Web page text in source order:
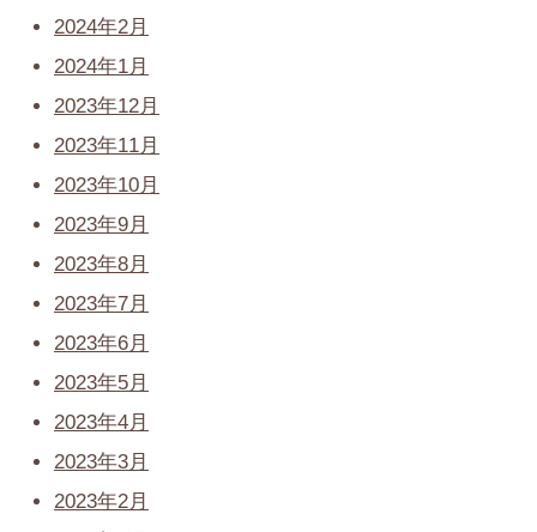
2024年2月
2024年1月
2023年12月
2023年11月
2023年10月
2023年9月
2023年8月
2023年7月
2023年6月
2023年5月
2023年4月
2023年3月
2023年2月